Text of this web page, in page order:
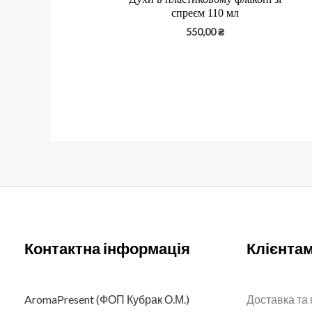
спреєм 110 мл
550,00₴
Контактна інформація
AromaPresent (ФОП Кубрак О.М.) Доставка